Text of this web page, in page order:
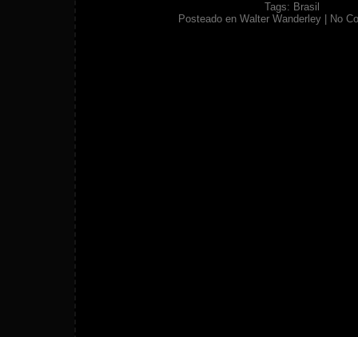
Tags: Brasil
Posteado en Walter Wanderley No